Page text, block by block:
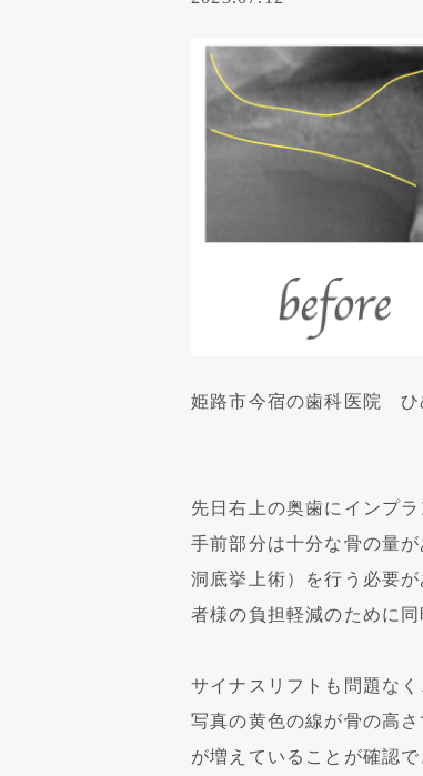
姫路市今宿の歯科医院 ひ
先日右上の奥歯にインプ
手前部分は十分な骨の量
洞底挙上術）を行う必要
者様の負担軽減のために
サイナスリフトも問題な
写真の黄色の線が骨の高
が増えていることが確認で